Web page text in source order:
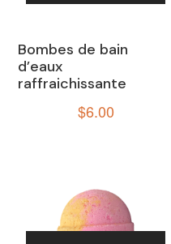
Bombes de bain
d’eaux
raffraichissante
$6.00